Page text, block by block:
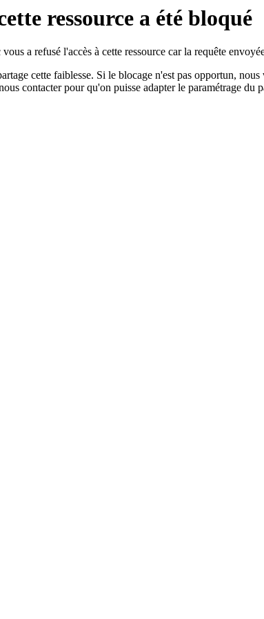
ressource a été bloqué
a refusé l'accès à cette ressource car la requête
cette faiblesse. Si le blocage n'est pas opportun,
contacter pour qu'on puisse adapter le paramétrage du